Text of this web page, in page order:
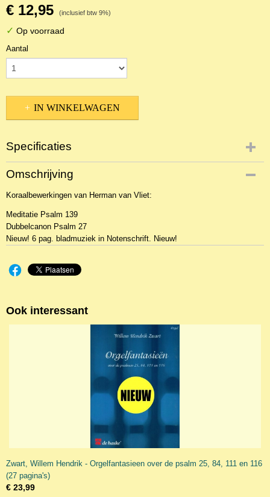
€ 12,95 (inclusief btw 9%)
✓ Op voorraad
Aantal
IN WINKELWAGEN
Specificaties
Productcode
NBLNOr-7129
EAN code
Omschrijving
Koraalbewerkingen van Herman van Vliet:
Meditatie Psalm 139
Dubbelcanon Psalm 27
Nieuw! 6 pag. bladmuziek in Notenschrift. Nieuw!
Ook interessant
Zwart, Willem Hendrik - Orgelfantasieen over de psalm 25, 84, 111 en 116
(27 pagina's)
€ 23,99